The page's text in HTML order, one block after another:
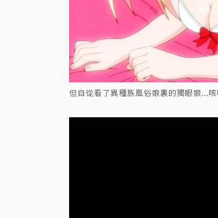
但自從看了異種族風俗娘裏的獨眼娘...